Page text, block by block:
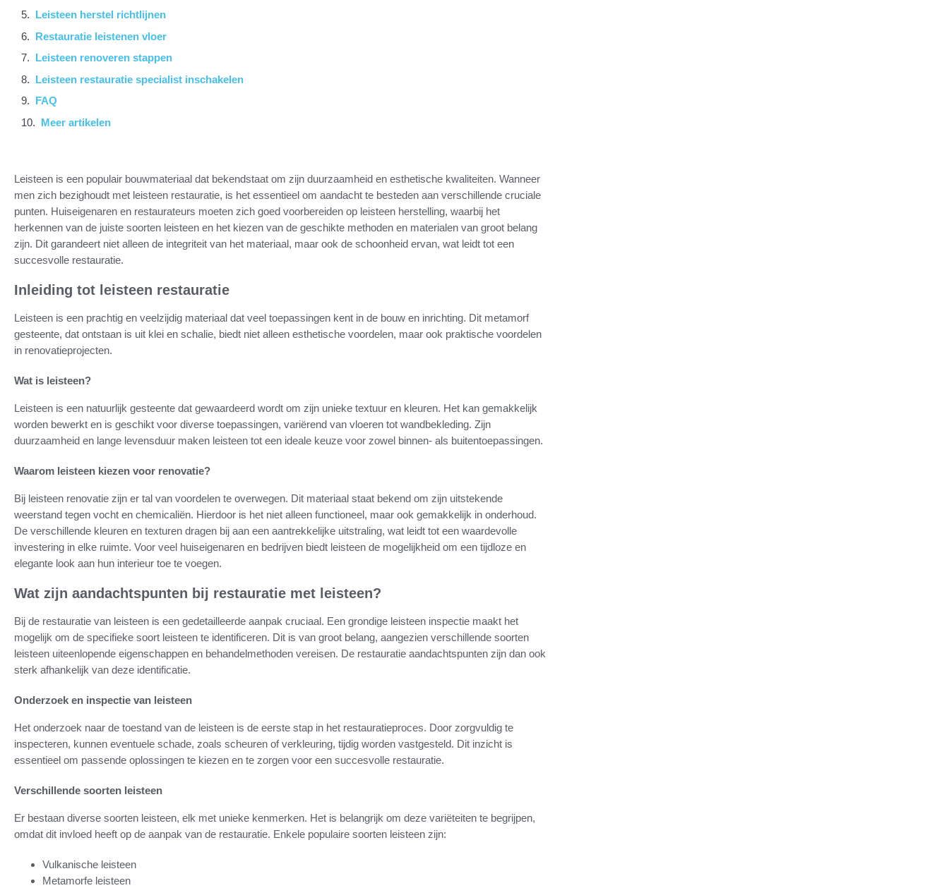
Leisteen herstel richtlijnen
Restauratie leistenen vloer
Leisteen renoveren stappen
Leisteen restauratie specialist inschakelen
FAQ
Meer artikelen
Leisteen is een populair bouwmateriaal dat bekendstaat om zijn duurzaamheid en esthetische kwaliteiten. Wanneer
men zich bezighoudt met leisteen restauratie, is het essentieel om aandacht te besteden aan verschillende cruciale
punten. Huiseigenaren en restaurateurs moeten zich goed voorbereiden op leisteen herstelling, waarbij het
herkennen van de juiste soorten leisteen en het kiezen van de geschikte methoden en materialen van groot belang
zijn. Dit garandeert niet alleen de integriteit van het materiaal, maar ook de schoonheid ervan, wat leidt tot een
succesvolle restauratie.
Inleiding tot leisteen restauratie
Leisteen is een prachtig en veelzijdig materiaal dat veel toepassingen kent in de bouw en inrichting. Dit metamorf
gesteente, dat ontstaan is uit klei en schalie, biedt niet alleen esthetische voordelen, maar ook praktische voordelen
in renovatieprojecten.
Wat is leisteen?
Leisteen is een natuurlijk gesteente dat gewaardeerd wordt om zijn unieke textuur en kleuren. Het kan gemakkelijk
worden bewerkt en is geschikt voor diverse toepassingen, variërend van vloeren tot wandbekleding. Zijn
duurzaamheid en lange levensduur maken leisteen tot een ideale keuze voor zowel binnen- als buitentoepassingen.
Waarom leisteen kiezen voor renovatie?
Bij leisteen renovatie zijn er tal van voordelen te overwegen. Dit materiaal staat bekend om zijn uitstekende
weerstand tegen vocht en chemicaliën. Hierdoor is het niet alleen functioneel, maar ook gemakkelijk in onderhoud.
De verschillende kleuren en texturen dragen bij aan een aantrekkelijke uitstraling, wat leidt tot een waardevolle
investering in elke ruimte. Voor veel huiseigenaren en bedrijven biedt leisteen de mogelijkheid om een tijdloze en
elegante look aan hun interieur toe te voegen.
Wat zijn aandachtspunten bij restauratie met leisteen?
Bij de restauratie van leisteen is een gedetailleerde aanpak cruciaal. Een grondige leisteen inspectie maakt het
mogelijk om de specifieke soort leisteen te identificeren. Dit is van groot belang, aangezien verschillende soorten
leisteen uiteenlopende eigenschappen en behandelmethoden vereisen. De restauratie aandachtspunten zijn dan ook
sterk afhankelijk van deze identificatie.
Onderzoek en inspectie van leisteen
Het onderzoek naar de toestand van de leisteen is de eerste stap in het restauratieproces. Door zorgvuldig te
inspecteren, kunnen eventuele schade, zoals scheuren of verkleuring, tijdig worden vastgesteld. Dit inzicht is
essentieel om passende oplossingen te kiezen en te zorgen voor een succesvolle restauratie.
Verschillende soorten leisteen
Er bestaan diverse soorten leisteen, elk met unieke kenmerken. Het is belangrijk om deze variëteiten te begrijpen,
omdat dit invloed heeft op de aanpak van de restauratie. Enkele populaire soorten leisteen zijn:
Vulkanische leisteen
Metamorfe leisteen